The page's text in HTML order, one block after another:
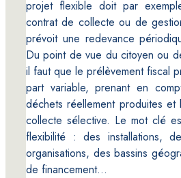
projet flexible doit par
contrat de collecte ou de
prévoit une redevance
Du point de vue du citoyen ou
il faut que le prélèvement fiscal
part variable, prenant en
déchets réellement produites et
collecte sélective. Le mot clé
flexibilité : des installations,
organisations, des bassins
de financement…